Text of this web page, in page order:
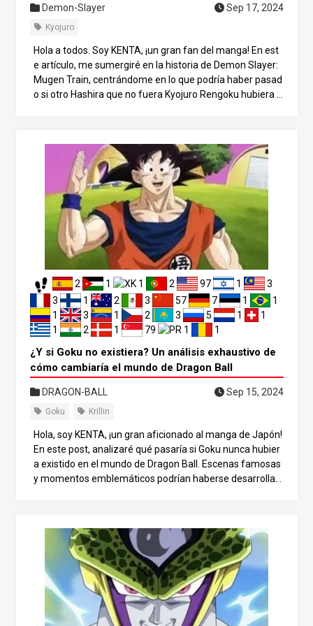
Demon-Slayer Sep 17, 2024
Kyojuro
Hola a todos. Soy KENTA, ¡un gran fan del manga! En est
e artículo, me sumergiré en la historia de Demon Slayer:
Mugen Train, centrándome en lo que podría haber pasad
o si otro Hashira que no fuera Kyojuro Rengoku hubiera e
mismo se encuentra el Hashira de la Llama, Kyojuro Ren
goku, cuya valentía y resistencia final dejaron un impacto
duradero en los fans. Pero, ¿y si Rengoku no hubiera sido
el que murió? ¿Podría otro Hashira haber hecho el sacrifi
cio definitivo en su lugar? Exploremos este “y si…”. 1. Visi
ón general del arco del Tren Mugen y el papel de Kyojuro
Rengoku El arco del tren Mugen se estrenó como películ
a y se convirtió en un gran éxito. En esta historia, los mie
mbros del Cuerpo de Cazadores de Demonios, también c
onocidos como el “Escuadrón Kamaboko” (Tanjiro, Zenits
u, Inosuke y Nezuko), se enfrentan a los demonios a bord
o del Tren Mugen. Les acompaña el Hashira de la Llama,
Kyojuro Rengoku. El principal antagonista es Enmu, Rang
enta destruir sus núcleos espirituales desde dentro de es
os sueños.
2 1 1 2 97 1
3
3
1 2 3 57 7 1
1
1
3 1 2 3 5 1
1
1
2 1 79 1 1
¿Y si Goku no existiera? Un análisis exhaustivo de
cómo cambiaría el mundo de Dragon Ball
DRAGON-BALL Sep 15, 2024
Goku Krillin
Hola, soy KENTA, ¡un gran aficionado al manga de Japón!
En este post, analizaré qué pasaría si Goku nunca hubier
a existido en el mundo de Dragon Ball. Escenas famosas
y momentos emblemáticos podrían haberse desarrollad
e Bulma En la historia original, Bulma emprende su viaje
para encontrar las Bolas de Dragón usando su Radar Dra
gón. Encuentra una en casa de Gohan y le convence para
que se la dé. Pero, sin Goku, ¿cómo habría conseguido Bu
lma que Gohan le diera la Bola de Dragón? Es posible que
Gohan, al ser un anciano, hubiera sido indulgente con ell